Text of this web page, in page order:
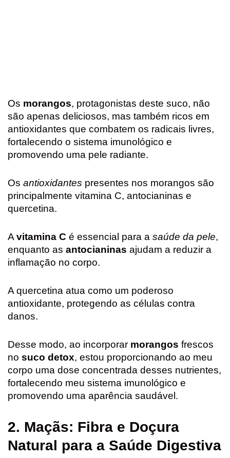
Os morangos, protagonistas deste suco, não
são apenas deliciosos, mas também ricos em
antioxidantes que combatem os radicais livres,
fortalecendo o sistema imunológico e
promovendo uma pele radiante.
Os antioxidantes presentes nos morangos são
principalmente vitamina C, antocianinas e
quercetina.
A vitamina C é essencial para a saúde da pele,
enquanto as antocianinas ajudam a reduzir a
inflamação no corpo.
A quercetina atua como um poderoso
antioxidante, protegendo as células contra
danos.
Desse modo, ao incorporar morangos frescos
no suco detox, estou proporcionando ao meu
corpo uma dose concentrada desses nutrientes,
fortalecendo meu sistema imunológico e
promovendo uma aparência saudável.
2. Maçãs: Fibra e Doçura
Natural para a Saúde Digestiva